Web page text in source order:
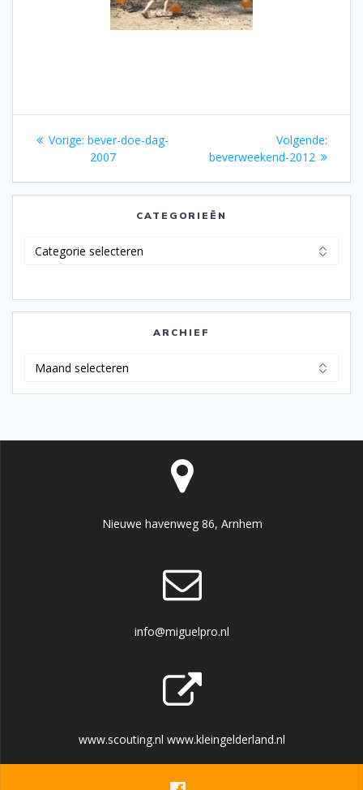
Bericht
navigatie
Vorige: Vorig
bericht:
bever-doe-dag-
2007
Volgende:
beverweekend-2012
CATEGORIEËN
ARCHIEF
Nieuwe havenweg 86, Arnhem
info@miguelpro.nl
www.scouting.nl www.kleingelderland.nl